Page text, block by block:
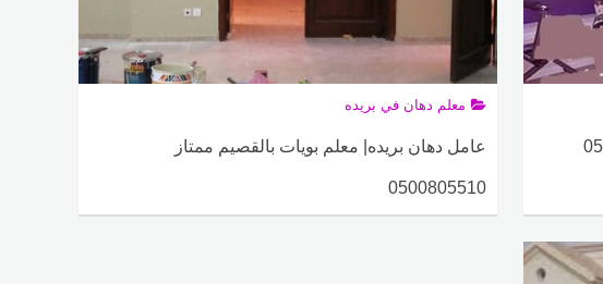
معلم دهان في بريده
عامل دهان بريده| معلم بويات بالقصيم ممتاز
0500805510